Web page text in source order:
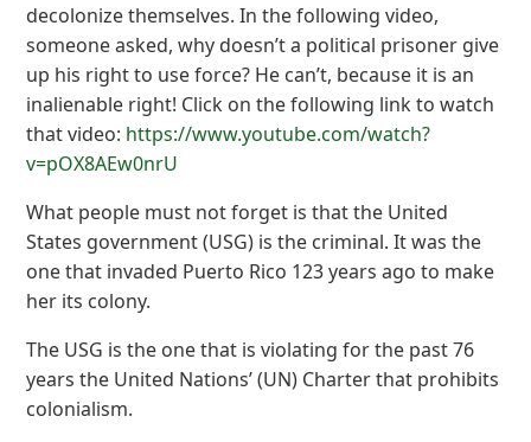
decolonize themselves. In the following video,
someone asked, why doesn’t a political prisoner give
up his right to use force? He can’t, because it is an
inalienable right! Click on the following link to watch
that video: https://www.youtube.com/watch?
v=pOX8AEw0nrU
What people must not forget is that the United
States government (USG) is the criminal. It was the
one that invaded Puerto Rico 123 years ago to make
her its colony.
The USG is the one that is violating for the past 76
years the United Nations’ (UN) Charter that prohibits
colonialism.